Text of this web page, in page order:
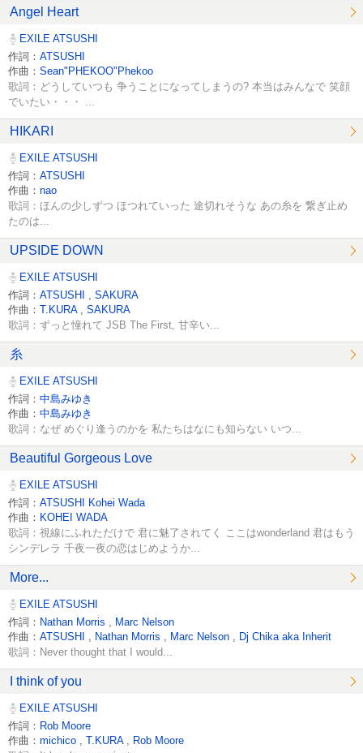
Angel Heart
EXILE ATSUSHI
作詞： ATSUSHI
作曲： Sean"PHEKOO"Phekoo
歌詞：どうしていつも 争うことになってしまうの? 本当はみんなで 笑顔
でいたい・・・ ...
HIKARI
EXILE ATSUSHI
作詞： ATSUSHI
作曲： nao
歌詞：ほんの少しずつ ほつれていった 途切れそうな あの糸を 繋ぎ止め
たのは...
UPSIDE DOWN
EXILE ATSUSHI
作詞： ATSUSHI
SAKURA
作曲： T.KURA SAKURA
歌詞：ずっと憧れて JSB The First, 甘辛い...
糸
EXILE ATSUSHI
作詞： 中島みゆき
作曲： 中島みゆき
歌詞：なぜ めぐり逢うのかを 私たちはなにも知らない いつ...
Beautiful Gorgeous Love
EXILE ATSUSHI
作詞： ATSUSHI Kohei Wada
作曲： KOHEI WADA
歌詞：視線にふれただけで 君に魅了されてく ここはwonderland 君はもう
シンデレラ 千夜一夜の恋はじめようか...
More...
EXILE ATSUSHI
作詞： Nathan Morris
Marc Nelson
作曲： ATSUSHI Nathan Morris Marc Nelson Dj Chika aka Inherit
歌詞：Never thought that I would...
I think of you
EXILE ATSUSHI
作詞： Rob Moore
作曲： michico T.KURA Rob Moore